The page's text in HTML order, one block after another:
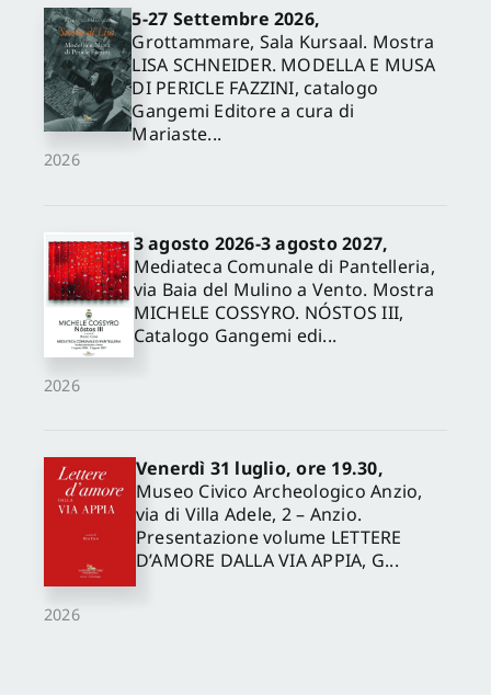
2026
5-27 Settembre 2026,
Grottammare, Sala Kursaal. Mostra
LISA SCHNEIDER. MODELLA E MUSA
DI PERICLE FAZZINI, catalogo
Gangemi Editore a cura di
Mariaste...
2026
3 agosto 2026-3 agosto 2027,
Mediateca Comunale di Pantelleria,
via Baia del Mulino a Vento. Mostra
MICHELE COSSYRO. NÓSTOS III,
Catalogo Gangemi edi...
2026
Venerdì 31 luglio, ore 19.30,
Museo Civico Archeologico Anzio,
via di Villa Adele, 2 – Anzio.
Presentazione volume LETTERE
D’AMORE DALLA VIA APPIA, G...